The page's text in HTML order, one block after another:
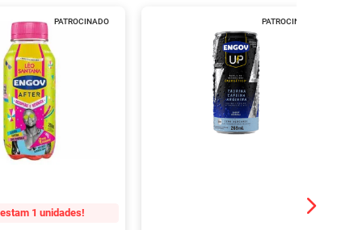
PATROCINADO
1 unidades!
PATROCINADO